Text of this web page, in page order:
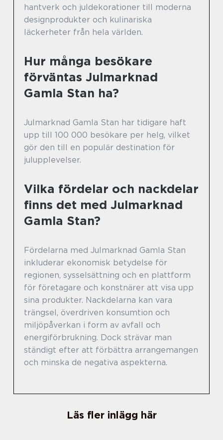
hantverk och juldekorationer till moderna
designprodukter och kulinariska
läckerheter från hela världen.
Hur många besökare
förväntas Julmarknad
Gamla Stan ha?
Julmarknad Gamla Stan har tidigare haft
upp till 100 000 besökare per helg, vilket
gör den till en populär destination för
julupplevelser.
Vilka fördelar och nackdelar
finns det med Julmarknad
Gamla Stan?
Fördelarna med Julmarknad Gamla Stan
inkluderar ekonomisk betydelse för
regionen, sysselsättning och en plattform
för företagare och konstnärer att visa upp
sina produkter. Nackdelarna kan vara
trängsel, överdriven konsumtion och
miljöpåverkan i form av avfall och
energiförbrukning. Dock strävar man
ständigt efter att förbättra arrangemangen
och minska de negativa aspekterna.
Läs fler inlägg här